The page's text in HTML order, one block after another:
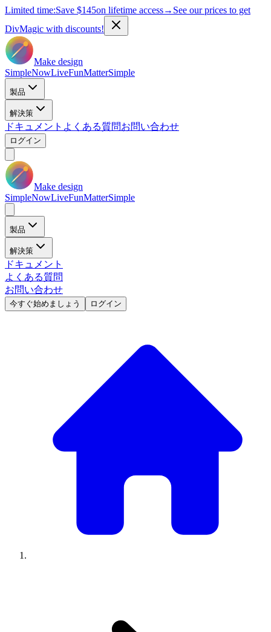
Limited time:Save $145on lifetime access→ See our prices to get
DivMagic with discounts!
Make design
SimpleNowLiveFunMatterSimple
製品
解決策
ドキュメント よくある質問お問い合わせ
ログイン
Make design
SimpleNowLiveFunMatterSimple
製品
解決策
ドキュメント
よくある質問
お問い合わせ
今すぐ始めましょう ログイン